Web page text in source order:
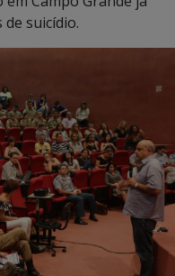
suicídio.